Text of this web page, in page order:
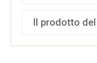
Il prodotto